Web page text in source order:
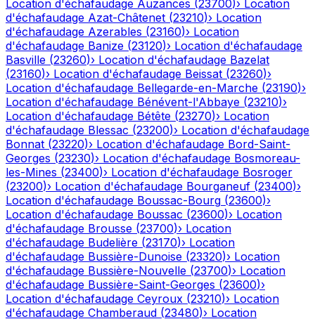
Location d'échafaudage Auzances (23700)› Location
d'échafaudage Azat-Châtenet (23210)› Location
d'échafaudage Azerables (23160)› Location
d'échafaudage Banize (23120)› Location d'échafaudage
Basville (23260)› Location d'échafaudage Bazelat
(23160)› Location d'échafaudage Beissat (23260)›
Location d'échafaudage Bellegarde-en-Marche (23190)›
Location d'échafaudage Bénévent-l'Abbaye (23210)›
Location d'échafaudage Bétête (23270)› Location
d'échafaudage Blessac (23200)› Location d'échafaudage
Bonnat (23220)› Location d'échafaudage Bord-Saint-
Georges (23230)› Location d'échafaudage Bosmoreau-
les-Mines (23400)› Location d'échafaudage Bosroger
(23200)› Location d'échafaudage Bourganeuf (23400)›
Location d'échafaudage Boussac-Bourg (23600)›
Location d'échafaudage Boussac (23600)› Location
d'échafaudage Brousse (23700)› Location
d'échafaudage Budelière (23170)› Location
d'échafaudage Bussière-Dunoise (23320)› Location
d'échafaudage Bussière-Nouvelle (23700)› Location
d'échafaudage Bussière-Saint-Georges (23600)›
Location d'échafaudage Ceyroux (23210)› Location
d'échafaudage Chamberaud (23480)› Location